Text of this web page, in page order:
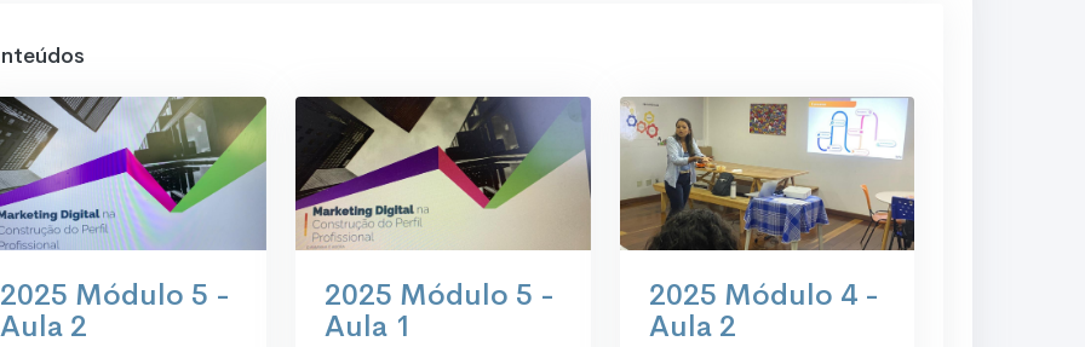
2025 Módulo 5 -
Aula 2
2025 Módulo 5 -
Aula 1
2025 Módulo 4 -
Aula 2